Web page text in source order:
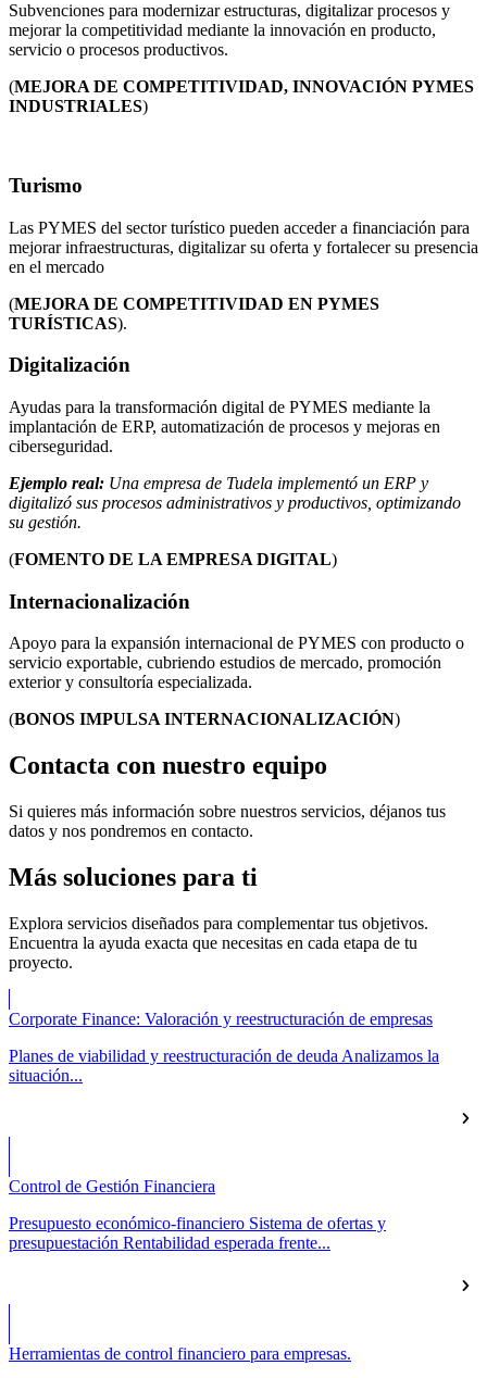
Subvenciones para modernizar estructuras, digitalizar procesos y
mejorar la competitividad mediante la innovación en producto,
servicio o procesos productivos.
(MEJORA DE COMPETITIVIDAD, INNOVACIÓN PYMES
INDUSTRIALES)
Turismo
Las PYMES del sector turístico pueden acceder a financiación para
mejorar infraestructuras, digitalizar su oferta y fortalecer su presencia
en el mercado
(MEJORA DE COMPETITIVIDAD EN PYMES
TURÍSTICAS).
Digitalización
Ayudas para la transformación digital de PYMES mediante la
implantación de ERP, automatización de procesos y mejoras en
ciberseguridad.
Ejemplo real: Una empresa de Tudela implementó un ERP y
digitalizó sus procesos administrativos y productivos, optimizando
su gestión.
(FOMENTO DE LA EMPRESA DIGITAL)
Internacionalización
Apoyo para la expansión internacional de PYMES con producto o
servicio exportable, cubriendo estudios de mercado, promoción
exterior y consultoría especializada.
(BONOS IMPULSA INTERNACIONALIZACIÓN)
Contacta con nuestro equipo
Si quieres más información sobre nuestros servicios, déjanos tus
datos y nos pondremos en contacto.
Más soluciones para ti
Explora servicios diseñados para complementar tus objetivos.
Encuentra la ayuda exacta que necesitas en cada etapa de tu
proyecto.
Corporate Finance: Valoración y reestructuración de empresas
Planes de viabilidad y reestructuración de deuda Analizamos la
situación...
Control de Gestión Financiera
Presupuesto económico-financiero Sistema de ofertas y
presupuestación Rentabilidad esperada frente...
Herramientas de control financiero para empresas.